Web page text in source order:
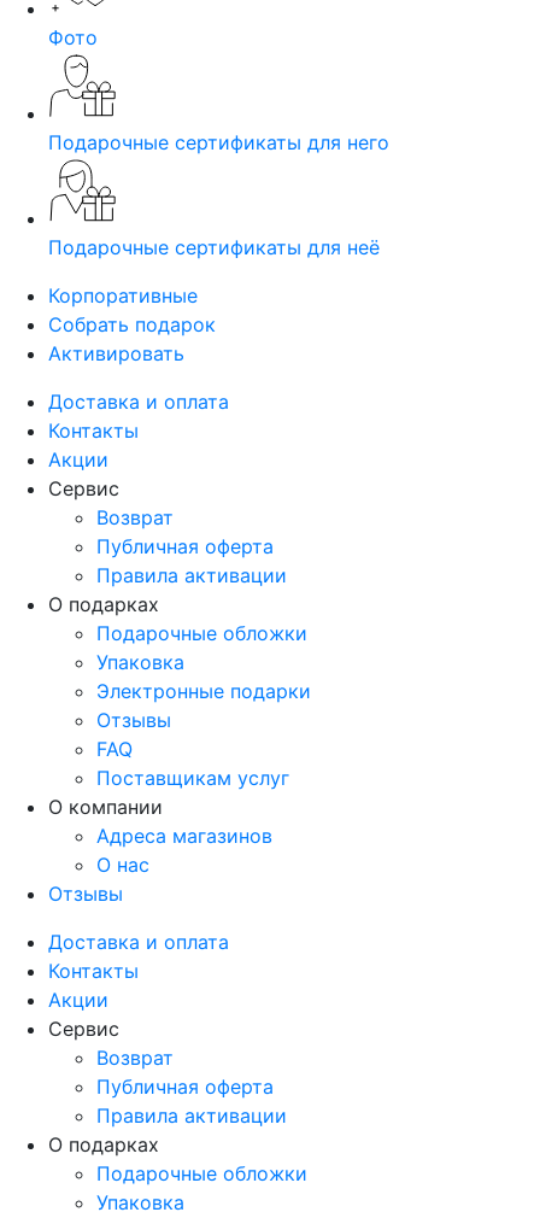
Фото
Подарочные сертификаты для него
Подарочные сертификаты для неё
Корпоративные
Собрать подарок
Активировать
Доставка и оплата
Контакты
Акции
Сервис
Возврат
Публичная оферта
Правила активации
О подарках
Подарочные обложки
Упаковка
Электронные подарки
Отзывы
FAQ
Поставщикам услуг
О компании
Адреса магазинов
О нас
Отзывы
Доставка и оплата
Контакты
Акции
Сервис
Возврат
Публичная оферта
Правила активации
О подарках
Подарочные обложки
Упаковка